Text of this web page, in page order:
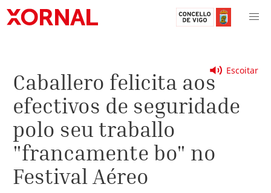
Escoitar
Caballero felicita aos
efectivos de seguridade
polo seu traballo
"francamente bo" no
Festival Aéreo